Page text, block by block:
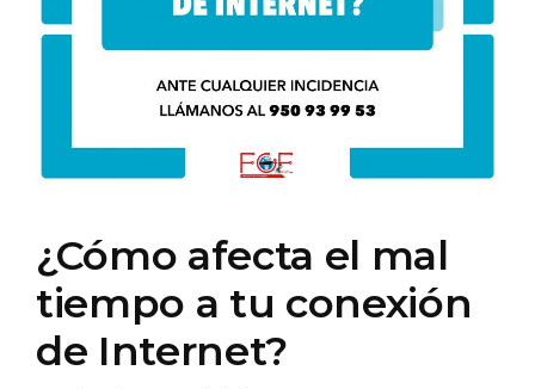
¿Cómo afecta el mal
tiempo a tu conexión
de Internet?